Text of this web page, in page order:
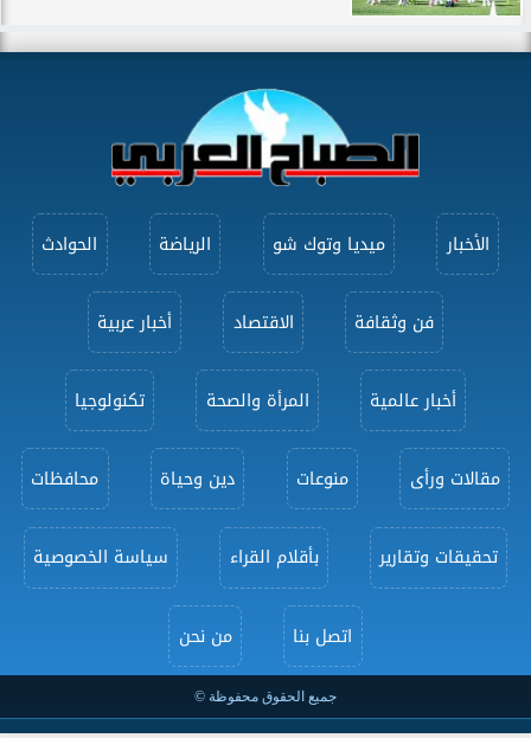
الأخبار ميديا وتوك شو الرياضة الحوادث
فن وثقافة الاقتصاد أخبار عربية
أخبار عالمية المرأة والصحة تكنولوجيا
مقالات ورأى منوعات دين وحياة محافظات
تحقيقات وتقارير بأقلام القراء سياسة الخصوصية
اتصل بنا من نحن
جميع الحقوق محفوظة ©